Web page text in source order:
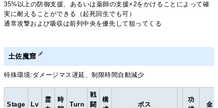
35%以上の防御支援、あるいは薬師の支援×2をかけることによって確
実に耐えることができる（起死回生でも可）
通常攻撃および吸収は前列中央を優先して狙ってくる
土佐魔窟
特殊環境:ダメージマス遅延、制限時間自動減少
Stage Lv
霊
時
Turn
戦
闘
構
ボス
功
金